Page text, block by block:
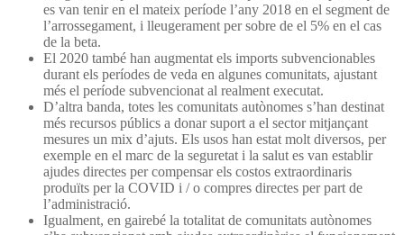
es van tenir en el mateix període l’any 2018 en el segment de
l’arrossegament, i lleugerament per sobre de el 5% en el cas
de la beta.
El 2020 també han augmentat els imports subvencionables
durant els períodes de veda en algunes comunitats, ajustant
més el període subvencionat al realment executat.
D’altra banda, totes les comunitats autònomes s’han destinat
més recursos públics a donar suport a el sector mitjançant
mesures un mix d’ajuts. Els usos han estat molt diversos, per
exemple en el marc de la seguretat i la salut es van establir
ajudes directes per compensar els costos extraordinaris
produïts per la COVID i / o compres directes per part de
l’administració.
Igualment, en gairebé la totalitat de comunitats autònomes